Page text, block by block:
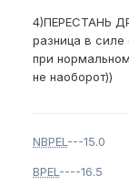
4)ПЕРЕСТАНЬ
разница в силе
при
не наоборот))
NBPEL ---15.0
BPEL ----16.5